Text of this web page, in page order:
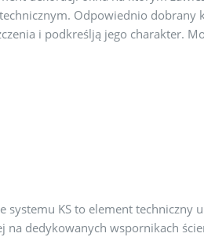
Odpowiednio dobrany
i podkreślją jego charakter.
systemu KS to element techniczny
na dedykowanych wspornikach